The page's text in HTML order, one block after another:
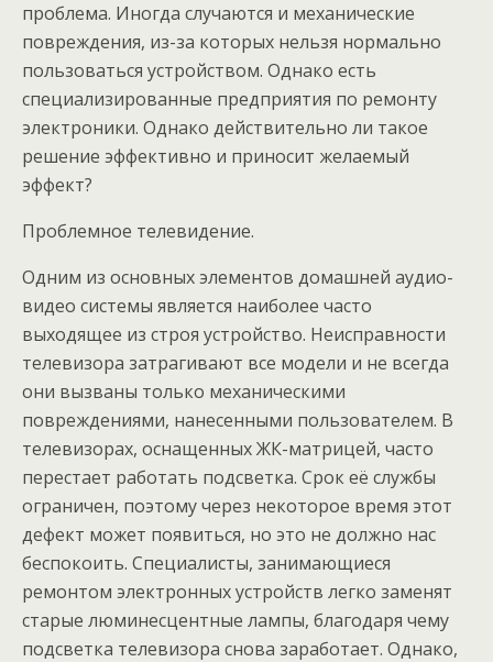
проблема. Иногда случаются и механические
повреждения, из-за которых нельзя нормально
пользоваться устройством. Однако есть
специализированные предприятия по ремонту
электроники. Однако действительно ли такое
решение эффективно и приносит желаемый
эффект?
Проблемное телевидение.
Одним из основных элементов домашней аудио-
видео системы является наиболее часто
выходящее из строя устройство. Неисправности
телевизора затрагивают все модели и не всегда
они вызваны только механическими
повреждениями, нанесенными пользователем. В
телевизорах, оснащенных ЖК-матрицей, часто
перестает работать подсветка. Срок её службы
ограничен, поэтому через некоторое время этот
дефект может появиться, но это не должно нас
беспокоить. Специалисты, занимающиеся
ремонтом электронных устройств легко заменят
старые люминесцентные лампы, благодаря чему
подсветка телевизора снова заработает. Однако,